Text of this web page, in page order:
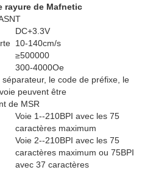
rayure de Mafnetic
DC+3.3V
10-140cm/s
≥500000
300-4000Oe
le code de préfixe, le
peuvent être
de MSR
Voie 1--210BPI avec les 75
caractères maximum
Voie 2--210BPI avec les 75
caractères maximum ou 75BPI
avec 37 caractères